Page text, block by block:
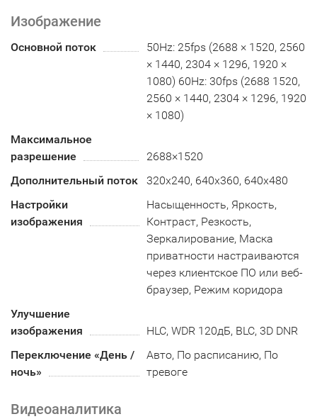
Изображение
Основной поток
50Hz: 25fps (2688 × 1520, 2560
× 1440, 2304 × 1296, 1920 ×
1080) 60Hz: 30fps (2688 1520,
2560 × 1440, 2304 × 1296, 1920
× 1080)
Максимальное
разрешение
2688×1520
Дополнительный поток
320x240, 640x360, 640x480
Настройки
изображения
Насыщенность, Яркость,
Контраст, Резкость,
Зеркалирование, Маска
приватности настраиваются
через клиентское ПО или веб-
браузер, Режим коридора
Улучшение
изображения
HLC, WDR 120дБ, BLC, 3D DNR
Переключение «День /
ночь»
Авто, По расписанию, По
тревоге
Видеоаналитика